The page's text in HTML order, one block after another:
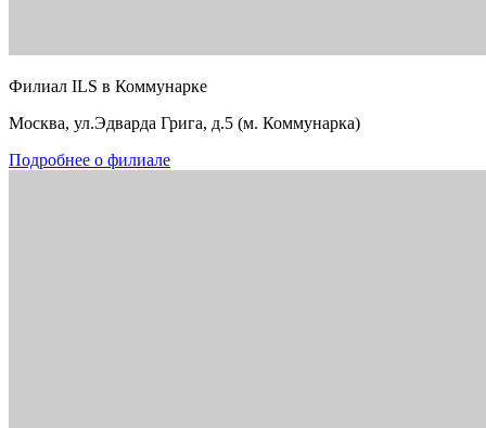
Филиал ILS в Коммунарке
Москва, ул.Эдварда Грига, д.5 (м. Коммунарка)
Подробнее о филиале